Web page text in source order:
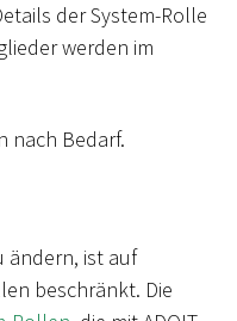
der System-Rolle
werden im
nach Bedarf.
ändern, ist auf
beschränkt. Die